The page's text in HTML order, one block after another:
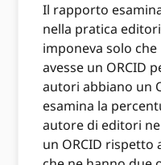
Il rapporto
nella pratica
imponeva solo
avesse un ORCID
autori abbiano un
esamina la
autore di editori
un ORCID rispetto